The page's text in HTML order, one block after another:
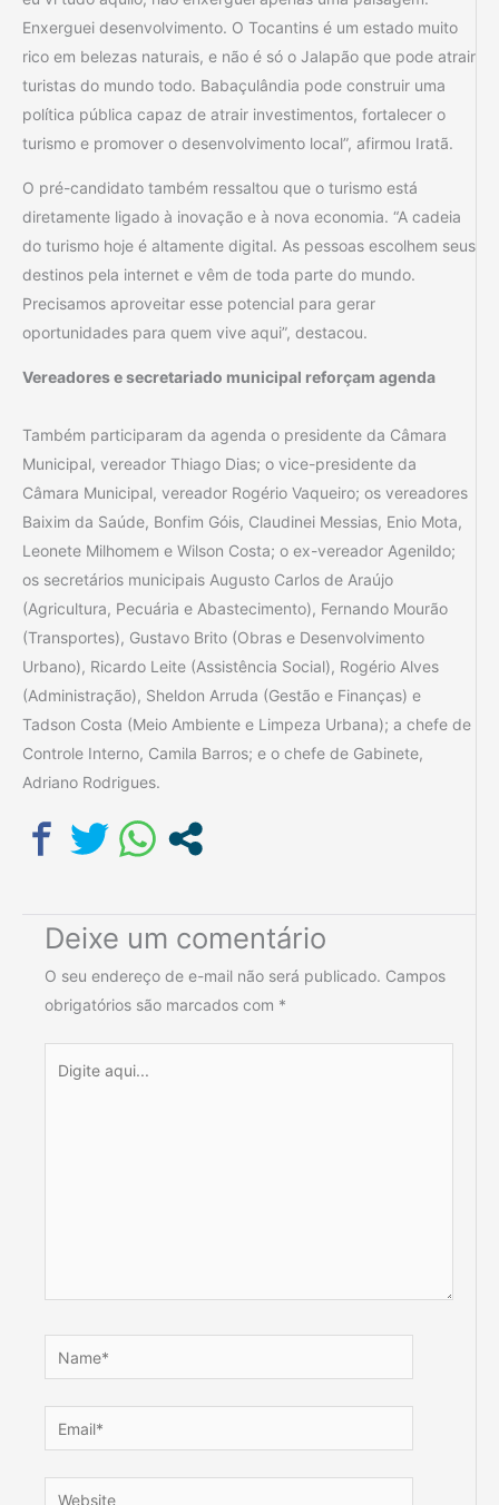
Enxerguei desenvolvimento. O Tocantins é um estado muito
rico em belezas naturais, e não é só o Jalapão que pode atrair
turistas do mundo todo. Babaçulândia pode construir uma
política pública capaz de atrair investimentos, fortalecer o
turismo e promover o desenvolvimento local”, afirmou Iratã.
O pré-candidato também ressaltou que o turismo está
diretamente ligado à inovação e à nova economia. “A cadeia
do turismo hoje é altamente digital. As pessoas escolhem seus
destinos pela internet e vêm de toda parte do mundo.
Precisamos aproveitar esse potencial para gerar
oportunidades para quem vive aqui”, destacou.
Vereadores e secretariado municipal reforçam agenda
Também participaram da agenda o presidente da Câmara
Municipal, vereador Thiago Dias; o vice-presidente da
Câmara Municipal, vereador Rogério Vaqueiro; os vereadores
Baixim da Saúde, Bonfim Góis, Claudinei Messias, Enio Mota,
Leonete Milhomem e Wilson Costa; o ex-vereador Agenildo;
os secretários municipais Augusto Carlos de Araújo
(Agricultura, Pecuária e Abastecimento), Fernando Mourão
(Transportes), Gustavo Brito (Obras e Desenvolvimento
Urbano), Ricardo Leite (Assistência Social), Rogério Alves
(Administração), Sheldon Arruda (Gestão e Finanças) e
Tadson Costa (Meio Ambiente e Limpeza Urbana); a chefe de
Controle Interno, Camila Barros; e o chefe de Gabinete,
Adriano Rodrigues.
Deixe um comentário
O seu endereço de e-mail não será publicado. Campos
obrigatórios são marcados com *
aqui...
Email*
Website